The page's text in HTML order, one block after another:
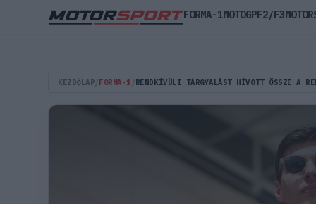
KEZDŐLAP FORMA-1 RENDKÍVÜLI TÁRGYALÁST HÍVOTT ÖSSZE A
FORMA-1MOTOGPF2/F3